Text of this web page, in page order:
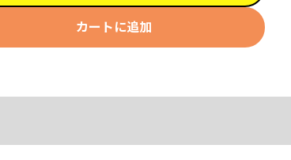
カートに追加